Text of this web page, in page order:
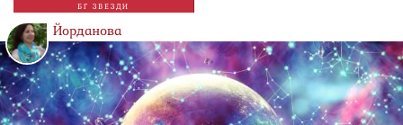
БГ ЗВЕЗДИ
Йорданова